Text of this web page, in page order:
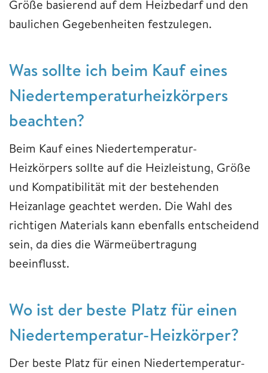
Größe basierend auf dem Heizbedarf und den
baulichen Gegebenheiten festzulegen.
Was sollte ich beim Kauf eines
Niedertemperaturheizkörpers
beachten?
Beim Kauf eines Niedertemperatur-
Heizkörpers sollte auf die Heizleistung, Größe
und Kompatibilität mit der bestehenden
Heizanlage geachtet werden. Die Wahl des
richtigen Materials kann ebenfalls entscheidend
sein, da dies die Wärmeübertragung
beeinflusst.
Wo ist der beste Platz für einen
Niedertemperatur-Heizkörper?
Der beste Platz für einen Niedertemperatur-